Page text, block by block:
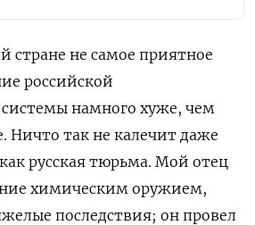
не самое приятное
российской
намного хуже, чем
Ничто так не калечит даже
русская тюрьма. Мой отец
химическим оружием,
последствия; он провел